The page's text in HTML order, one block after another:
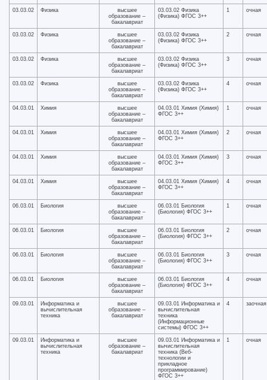
03.03.02 Физика
высшее
образование –
бакалавриат
03.03.02 Физика
(Физика) ФГОС 3++
1 очная
03.03.02 Физика
высшее
образование –
бакалавриат
03.03.02 Физика
(Физика) ФГОС 3++
2 очная
03.03.02 Физика
высшее
образование –
бакалавриат
03.03.02 Физика
(Физика) ФГОС 3++
3 очная
03.03.02 Физика
высшее
образование –
бакалавриат
03.03.02 Физика
(Физика) ФГОС 3++
4 очная
04.03.01 Химия
высшее
образование –
бакалавриат
04.03.01 Химия (Химия)
ФГОС 3++
1 очная
04.03.01 Химия
высшее
образование –
бакалавриат
04.03.01 Химия (Химия)
ФГОС 3++
2 очная
04.03.01 Химия
высшее
образование –
бакалавриат
04.03.01 Химия (Химия)
ФГОС 3++
3 очная
04.03.01 Химия
высшее
образование –
бакалавриат
04.03.01 Химия (Химия)
ФГОС 3++
4 очная
06.03.01 Биология
высшее
образование –
бакалавриат
06.03.01 Биология
(Биология) ФГОС 3++
1 очная
06.03.01 Биология
высшее
образование –
бакалавриат
06.03.01 Биология
(Биология) ФГОС 3++
2 очная
06.03.01 Биология
высшее
образование –
бакалавриат
06.03.01 Биология
(Биология) ФГОС 3++
3 очная
06.03.01 Биология
высшее
образование –
бакалавриат
06.03.01 Биология
(Биология) ФГОС 3++
4 очная
09.03.01
Информатика и
вычислительная
техника
высшее
образование –
бакалавриат
09.03.01 Информатика и
вычислительная
техника
(Информационные
системы) ФГОС 3++
4 заочная
09.03.01
Информатика и
вычислительная
техника
высшее
образование –
бакалавриат
09.03.01 Информатика и
вычислительная
техника (Веб-
технологии и
прикладное
программирование)
ФГОС 3++
1 очная